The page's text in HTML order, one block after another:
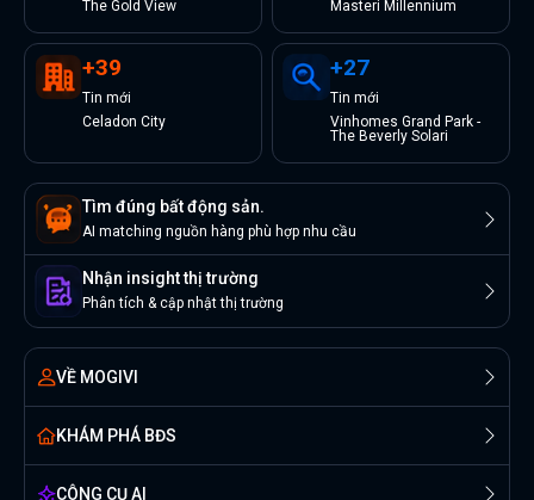
The Gold View
Masteri Millennium
+39
Tin mới
Celadon City
+27
Tin mới
Vinhomes Grand Park -
The Beverly Solari
Tìm đúng bất động sản.
AI matching nguồn hàng phù hợp nhu cầu
Nhận insight thị trường
Phân tích & cập nhật thị trường
VỀ MOGIVI
KHÁM PHÁ BĐS
CÔNG CỤ AI